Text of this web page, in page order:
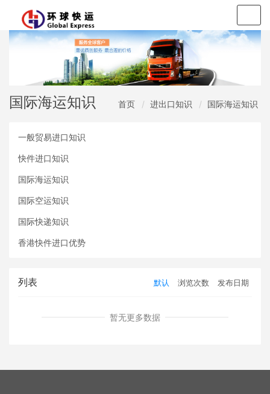
国际海运知识 首页 进出口知识 国际海运知识
一般贸易进口知识
快件进口知识
国际海运知识
国际空运知识
国际快递知识
香港快件进口优势
列表 默认 浏览次数 发布日期
暂无更多数据